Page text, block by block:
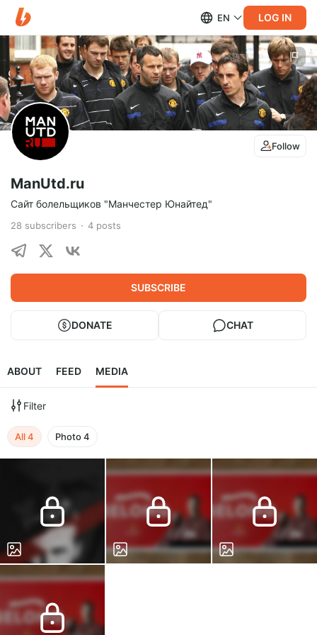
EN LOG IN
Follow
ManUtd.ru
Сайт болельщиков "Манчестер Юнайтед"
28 subscribers 4 posts
SUBSCRIBE
DONATE CHAT
ABOUT FEED MEDIA
Filter
All4 Photo4